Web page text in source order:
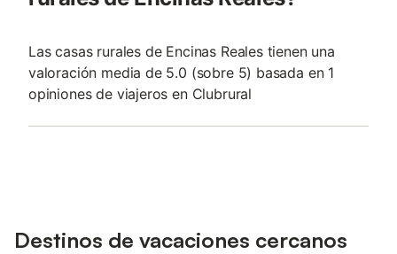
Las casas rurales de Encinas Reales tienen una
valoración media de 5.0 (sobre 5) basada en 1
opiniones de viajeros en Clubrural
Destinos de vacaciones cercanos